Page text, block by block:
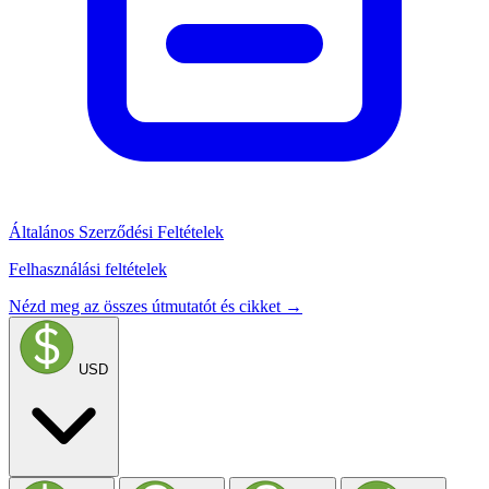
Általános Szerződési Feltételek
Felhasználási feltételek
Nézd meg az összes útmutatót és cikket →
USD